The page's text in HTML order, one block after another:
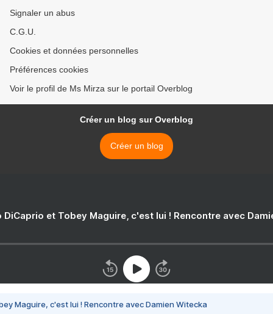
Signaler un abus
C.G.U.
Cookies et données personnelles
Préférences cookies
Voir le profil de Ms Mirza sur le portail Overblog
Créer un blog sur Overblog
Créer un blog
DiCaprio et Tobey Maguire, c'est lui ! Rencontre avec
Maguire, c'est lui ! Rencontre avec Damien Witecka